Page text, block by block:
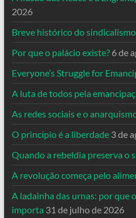
2026
Breve histórico do sindicalismo
Por que o palácio existe? 6 de
Everyone’s Struggle for
A luta de todos pela
As redes sociais e o
O princípio é a liberdade 3 de
Quando a rebeldia preserva o
A revolução começa pelo
A ladainha das urnas: por que
importa 31 de julho de 2026